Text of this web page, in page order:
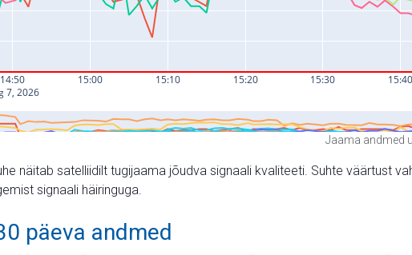
Jaama andmed
näitab satelliidilt tugijaama jõudva signaali kvaliteeti. Suhte väärtust
signaali häiringuga.
päeva andmed